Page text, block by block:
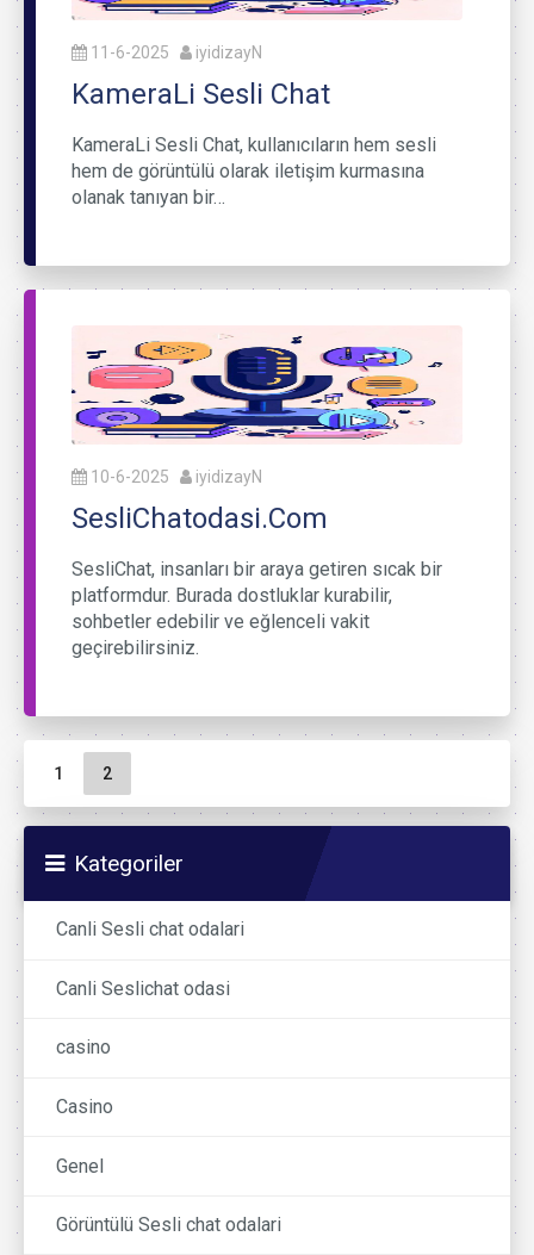
11-6-2025 iyidizayN
KameraLi Sesli Chat
KameraLi Sesli Chat, kullanıcıların hem sesli
hem de görüntülü olarak iletişim kurmasına
olanak tanıyan bir…
10-6-2025 iyidizayN
SesliChatodasi.Com
SesliChat, insanları bir araya getiren sıcak bir
platformdur. Burada dostluklar kurabilir,
sohbetler edebilir ve eğlenceli vakit
geçirebilirsiniz.
Sayfa gezinme
Sayfa
1 Geçerli Sayfa
2
Kategoriler
Canli Sesli chat odalari
Canli Seslichat odasi
casino
Casino
Genel
Görüntülü Sesli chat odalari